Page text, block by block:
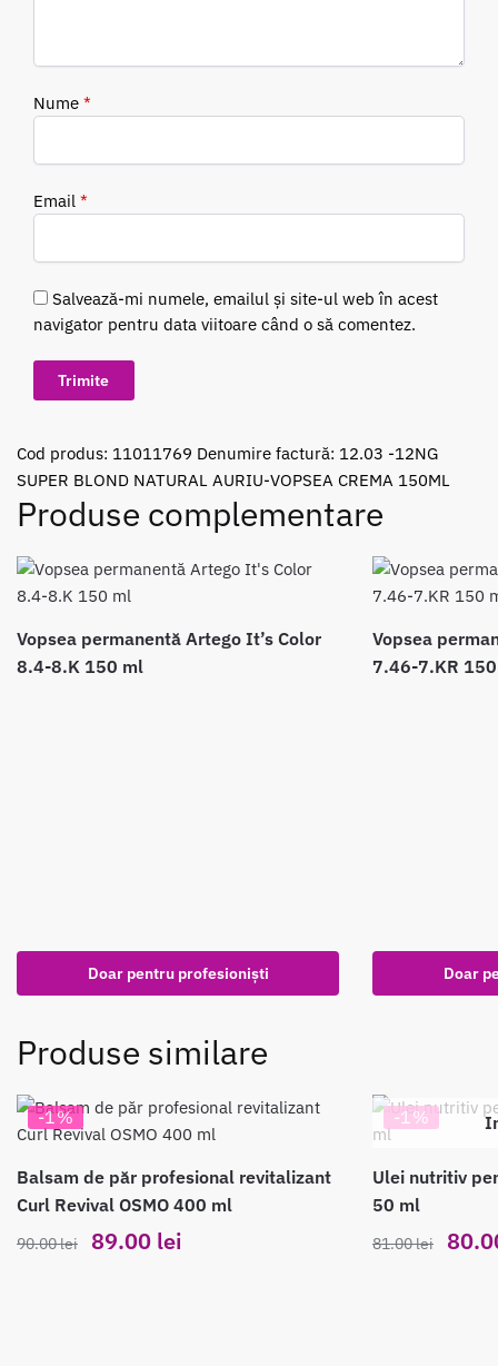
Nume *
Email *
Salvează-mi numele, emailul și site-ul web în acest
navigator pentru data viitoare când o să comentez.
Cod produs: 11011769 Denumire factură: 12.03 -12NG
SUPER BLOND NATURAL AURIU-VOPSEA CREMA 150ML
Produse complementare
Vopsea permanentă Artego It’s Color
8.4-8.K 150 ml
Doar pentru profesioniști
Vopsea
7.46-7.KR
Doar
Produse similare
-1%
Balsam de păr profesional revitalizant
Curl Revival OSMO 400 ml
90.00lei
Prețul
89.00 lei
-1%
Ulei nutritiv
50 ml
81.00lei
Prețul